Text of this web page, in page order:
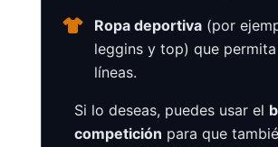
Ropa deportiva(por
leggins y top) que
líneas.
Si lo deseas, puedes usar el
competición para que